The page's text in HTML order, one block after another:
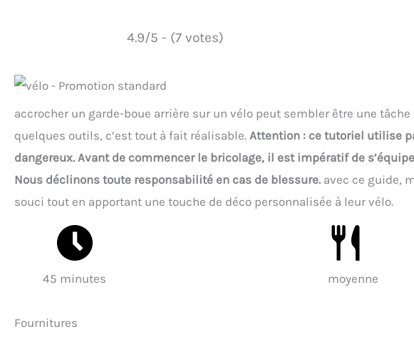
4.9/5 - (7 votes)
accrocher un garde-boue arrière sur un vélo peut sembler être une
quelques outils, c’est tout à fait réalisable. Attention : ce tutoriel utilise
dangereux. Avant de commencer le bricolage, il est impératif de
Nous déclinons toute responsabilité en cas de blessure. avec ce guide,
souci tout en apportant une touche de déco personnalisée à leur vélo.
45 minutes moyenne
Fournitures